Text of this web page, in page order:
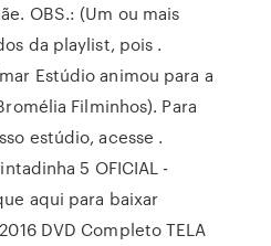
OBS.: (Um ou mais
da playlist, pois .
Estúdio animou para a
Filminhos). Para
estúdio, acesse .
5 OFICIAL -
aqui para baixar
DVD Completo TELA